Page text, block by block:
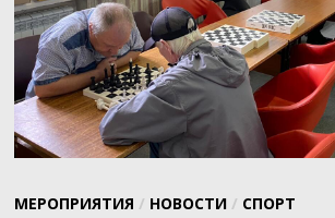
МЕРОПРИЯТИЯ / НОВОСТИ/ СПОРТ